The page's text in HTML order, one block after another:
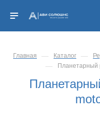
Главная — Каталог —
— Планетарный